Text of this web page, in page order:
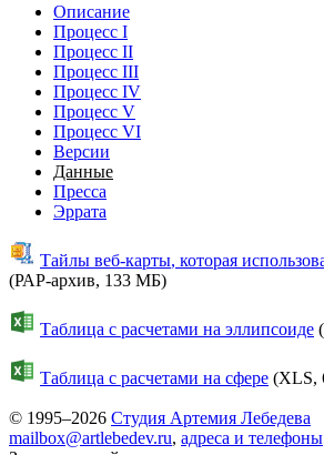
Описание
Процесс I
Процесс II
Процесс III
Процесс IV
Процесс V
Процесс VI
Версии
Данные
Пресса
Эррата
Тайлы веб-карты, которая
(РАР-архив, 133 МБ)
Таблица с расчетами на эллипсоиде
Таблица с расчетами на сфере (XLS,
© 1995–2026 Студия Артемия Лебедева
mailbox@artlebedev.ru, адреса и телефоны